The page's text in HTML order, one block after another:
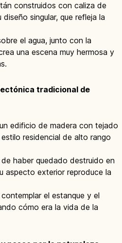
construidos con caliza de
singular, que refleja la
el agua, junto con la
una escena muy hermosa y
tradicional de
edificio de madera con tejado
estilo residencial de alto rango
haber quedado destruido en
aspecto exterior reproduce la
el estanque y el
cómo era la vida de la